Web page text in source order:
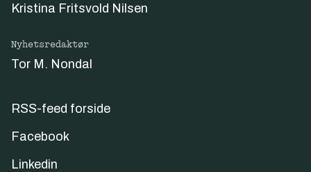
Kristina Fritsvold Nilsen
Nyhetsredaktør
Tor M. Nondal
RSS-feed forside
Facebook
Linkedin